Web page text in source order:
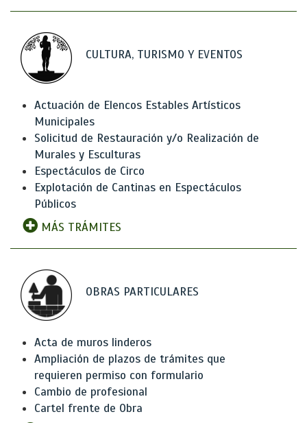
CULTURA, TURISMO Y EVENTOS
Actuación de Elencos Estables Artísticos
Municipales
Solicitud de Restauración y/o Realización de
Murales y Esculturas
Espectáculos de Circo
Explotación de Cantinas en Espectáculos
Públicos
MÁS TRÁMITES
OBRAS PARTICULARES
Acta de muros linderos
Ampliación de plazos de trámites que
requieren permiso con formulario
Cambio de profesional
Cartel frente de Obra